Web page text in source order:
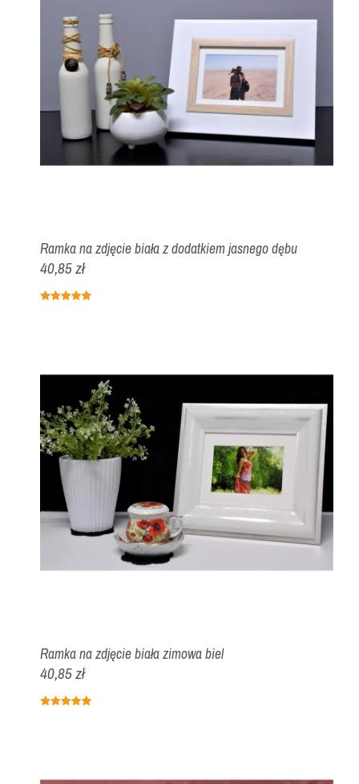
Ramka na zdjęcie biała z dodatkiem jasnego dębu
40,85 zł
Ramka na zdjęcie biała zimowa biel
40,85 zł